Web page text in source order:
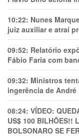
10:22: Nunes
juiz auxiliar e atrai
09:52: Relatório
Fábio Faria com
09:32: Ministros
ingerência de
08:24: VÍDEO:
US$ 100 BILHÕES!!
BOLSONARO SE